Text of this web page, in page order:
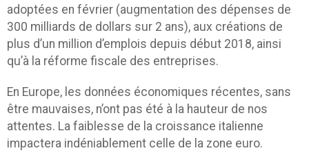
adoptées en février (augmentation des dépenses de
300 milliards de dollars sur 2 ans), aux créations de
plus d’un million d’emplois depuis début 2018, ainsi
qu’à la réforme fiscale des entreprises.
En Europe, les données économiques récentes, sans
être mauvaises, n’ont pas été à la hauteur de nos
attentes. La faiblesse de la croissance italienne
impactera indéniablement celle de la zone euro.